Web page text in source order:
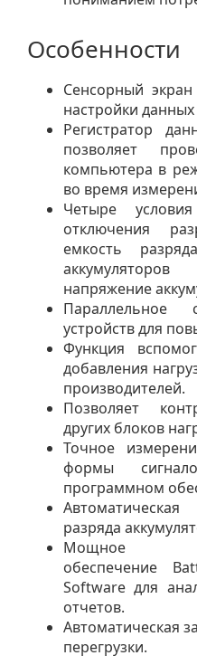
Особенности
Сенсорный
настройки
Регистратор
позволяет
компьютера в
во время
Четыре
отключения
емкость
напряжение
устройств для
Функция
добавления
производителей.
Позволяет
других блоков
Точное
формы
программном
разряда
Мощное
обеспечение
Software для
отчетов.
Автоматическая
перегрузки.